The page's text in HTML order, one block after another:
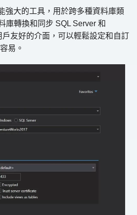
強大的工具，用於跨多種資料庫類
庫轉換和同步 SQL Server 和
友好的介面，可以輕鬆設定和自訂
易。